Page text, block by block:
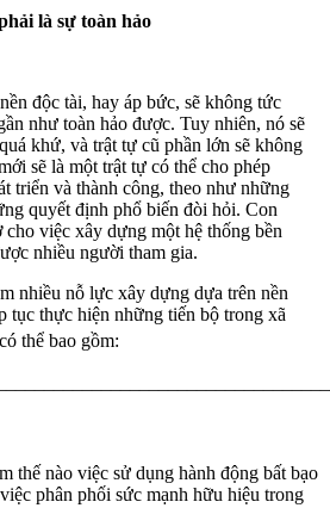
là sự toàn hảo
độc tài, hay áp bức, sẽ không tức
như toàn hảo được. Tuy nhiên, nó sẽ
khứ, và trật tự cũ phần lớn sẽ không
sẽ là một trật tự có thể cho phép
triển và thành công, theo như những
quyết định phổ biến đòi hỏi. Con
việc xây dựng một hệ thống bền
nhiều người tham gia.
nhiều nỗ lực xây dựng dựa trên nền
tục thực hiện những tiến bộ trong xã
thể bao gồm:
thế nào việc sử dụng hành động bất bạo
phân phối sức mạnh hữu hiệu trong